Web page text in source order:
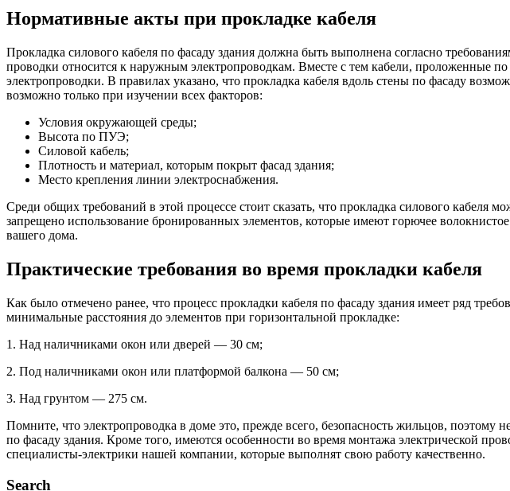
Нормативные акты при прокладке кабеля
Прокладка силового кабеля по фасаду здания должна быть выполнена согласно
проводки относится к наружным электропроводкам. Вместе с тем кабели, проложенные
электропроводки. В правилах указано, что прокладка кабеля вдоль стены по фасаду
возможно только при изучении всех факторов:
Условия окружающей среды;
Высота по ПУЭ;
Силовой кабель;
Плотность и материал, которым покрыт фасад здания;
Место крепления линии электроснабжения.
Среди общих требований в этой процессе стоит сказать, что прокладка силового кабеля
запрещено использование бронированных элементов, которые имеют горючее
вашего дома.
Практические требования во время прокладки кабеля
Как было отмечено ранее, что процесс прокладки кабеля по фасаду здания имеет ряд
минимальные расстояния до элементов при горизонтальной прокладке:
1. Над наличниками окон или дверей — 30 см;
2. Под наличниками окон или платформой балкона — 50 см;
3. Над грунтом — 275 см.
Помните, что электропроводка в доме это, прежде всего, безопасность жильцов,
по фасаду здания. Кроме того, имеются особенности во время монтажа электрической
специалисты-электрики нашей компании, которые выполнят свою работу качественно.
Search